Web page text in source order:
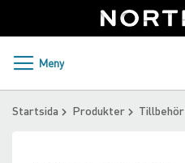
to
Content
Sweden
PRODUKTER OCH LÖSNINGAR
Meny
Startsida Produkter Tillbehör